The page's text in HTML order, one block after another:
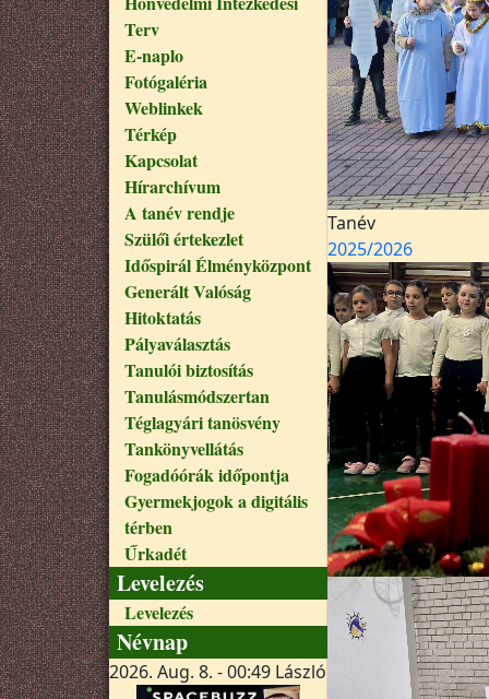
Terv
E-naplo
Fotógaléria
Weblinkek
Térkép
Kapcsolat
Hírarchívum
A tanév rendje
Szülői értekezlet
Időspirál Élményközpont
Generált Valóság
Hitoktatás
Pályaválasztás
Tanulói biztosítás
Tanulásmódszertan
Téglagyári tanösvény
Tankönyvellátás
Fogadóórák időpontja
Gyermekjogok a digitális
térben
Űrkadét
Levelezés
Levelezés
Névnap
2026. Aug. 8. - 00:49 László
Tanév
2025/2026